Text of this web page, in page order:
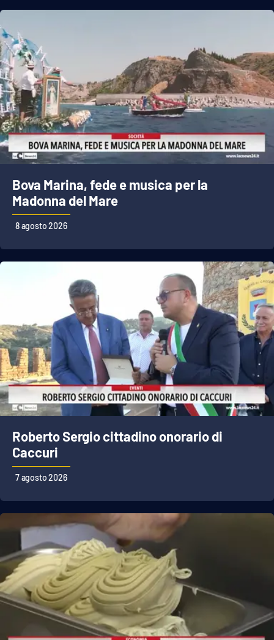
Bova Marina, fede e musica per la
Madonna del Mare
8 agosto 2026
Roberto Sergio cittadino onorario di
Caccuri
7 agosto 2026